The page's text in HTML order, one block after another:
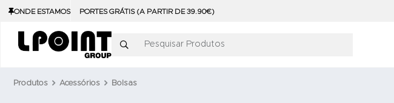
ONDE ESTAMOS PORTES GRÁTIS (A PARTIR DE 39.90€)
Pesquisar Produtos
Produtos Acessórios Bolsas